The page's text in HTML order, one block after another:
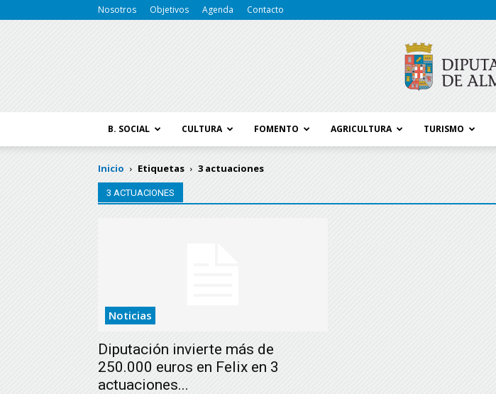
Nosotros Objetivos Agenda Contacto
B. SOCIAL CULTURA FOMENTO AGRICULTURA TURISMO
Inicio Etiquetas 3 actuaciones
3 ACTUACIONES
Noticias
Diputación invierte más de
250.000 euros en Felix en 3
actuaciones...